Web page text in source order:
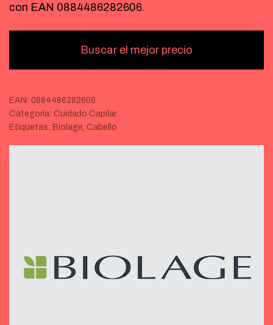
con EAN 0884486282606.
Buscar el mejor precio
EAN: 0884486282606
Categoría: Cuidado Capilar
Etiquetas: Biolage, Cabello